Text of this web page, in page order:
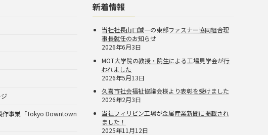
作事業「Tokyo Downtown
新着情報
当社社長山口誠一の東部ファスナー協同組合理
事長就任のお知らせ
2026年6月3日
MOT大学院の教授・院生による工場見学会が行
われました
2026年5月13日
久喜市社会福祉協議会様より表彰を受けました
2026年2月3日
当社フィリピン工場が金属産業新聞に掲載され
ました！
2025年11月12日